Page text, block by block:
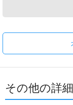
その他の詳